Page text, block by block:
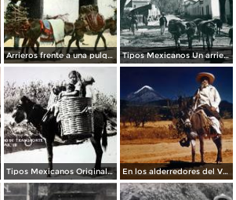
Arrieros frente a una pulquería llamada El Toro Tipos Mexicanos Un arriero de Amecameca, Edo. de México.
Tipos Mexicanos Original medio de transporte. En los alderredores del Volcan Citlaltepetl o Pico de Orizaba Veracruz .